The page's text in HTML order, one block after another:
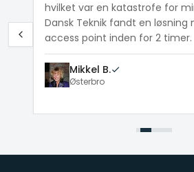
hvilket var en katastrofe for
Dansk Teknik fandt en løsning
access point inden for 2 timer.
Mikkel B.
Østerbro